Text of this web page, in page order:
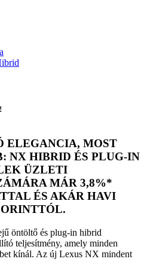
ELEGANCIA, MOST
NX HIBRID ÉS PLUG-IN
ÜZLETI
MÁR 3,8%*
ÉS AKÁR HAVI
öntöltő és plug-in hibrid
teljesítmény, amely minden
kínál. Az új Lexus NX mindent